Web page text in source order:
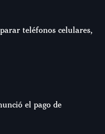
teléfonos celulares,
el pago de